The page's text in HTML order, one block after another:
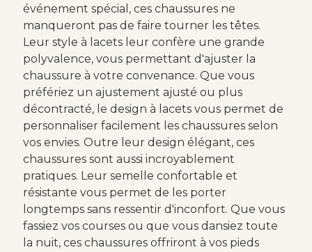
événement spécial, ces chaussures ne
manqueront pas de faire tourner les têtes.
Leur style à lacets leur confère une grande
polyvalence, vous permettant d'ajuster la
chaussure à votre convenance. Que vous
préfériez un ajustement ajusté ou plus
décontracté, le design à lacets vous permet de
personnaliser facilement les chaussures selon
vos envies. Outre leur design élégant, ces
chaussures sont aussi incroyablement
pratiques. Leur semelle confortable et
résistante vous permet de les porter
longtemps sans ressentir d'inconfort. Que vous
fassiez vos courses ou que vous dansiez toute
la nuit, ces chaussures offriront à vos pieds